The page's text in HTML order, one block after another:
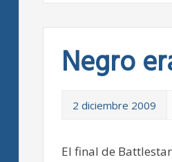
Negro
2 diciembre 2009
El final de